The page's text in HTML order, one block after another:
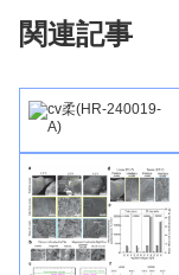
関連記事